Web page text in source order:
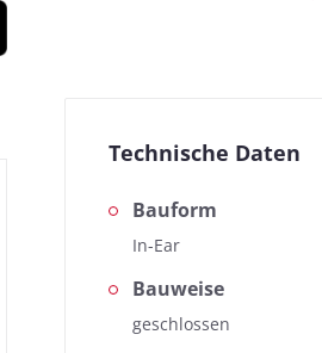
Technische Daten
Bauform
In-Ear
Bauweise
geschlossen